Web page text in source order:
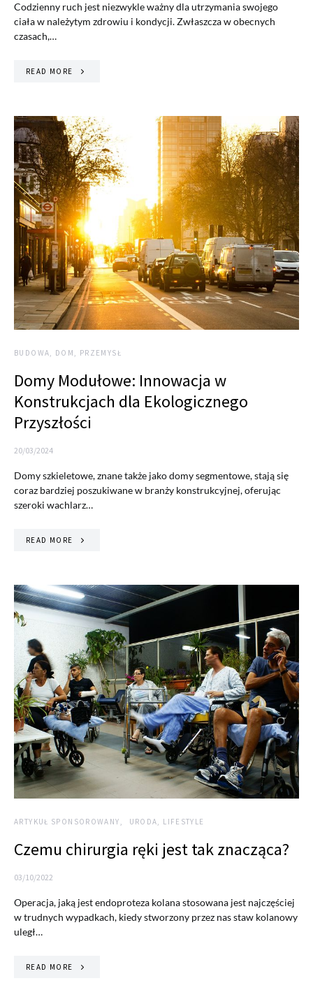
Codzienny ruch jest niezwykle ważny dla utrzymania swojego
ciała w należytym zdrowiu i kondycji. Zwłaszcza w obecnych
czasach,…
READ MORE
BUDOWA, DOM, PRZEMYSŁ
Domy Modułowe: Innowacja w
Konstrukcjach dla Ekologicznego
Przyszłości
20/03/2024
Domy szkieletowe, znane także jako domy segmentowe, stają się
coraz bardziej poszukiwane w branży konstrukcyjnej, oferując
szeroki wachlarz…
READ MORE
ARTYKUŁ SPONSOROWANY URODA, LIFESTYLE
Czemu chirurgia ręki jest tak znacząca?
03/10/2022
Operacja, jaką jest endoproteza kolana stosowana jest najczęściej
w trudnych wypadkach, kiedy stworzony przez nas staw kolanowy
uległ…
READ MORE